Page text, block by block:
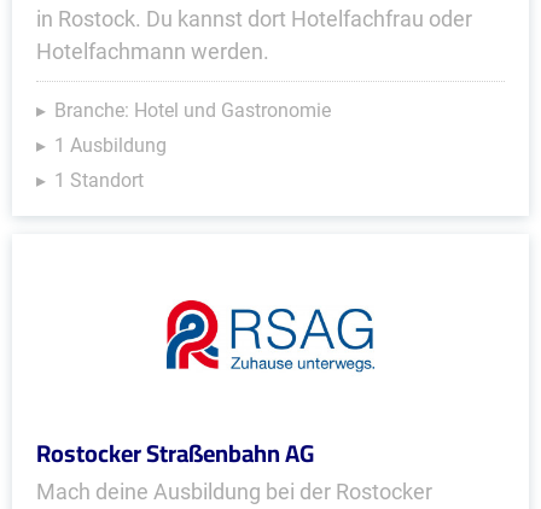
in Rostock. Du kannst dort Hotelfachfrau oder
Hotelfachmann werden.
Branche: Hotel und Gastronomie
1 Ausbildung
1 Standort
Rostocker Straßenbahn AG
Mach deine Ausbildung bei der Rostocker